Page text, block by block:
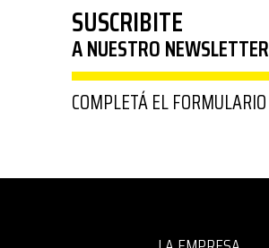
SUSCRIBITE
A NUESTRO NEWSLETTER
COMPLETÁ EL FORMULARIO